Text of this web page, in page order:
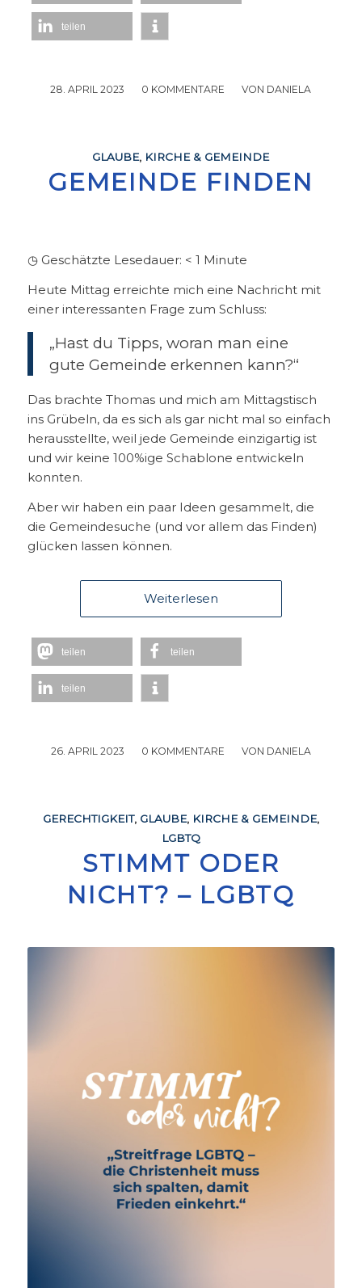
teilen
28. APRIL 2023
/ 0 KOMMENTARE
/ VON DANIELA
GLAUBE, KIRCHE & GEMEINDE
GEMEINDE FINDEN
◷ Geschätzte Lesedauer: < 1 Minute
Heute Mittag erreichte mich eine Nachricht mit
einer interessanten Frage zum Schluss:
„Hast du Tipps, woran man eine
gute Gemeinde erkennen kann?“
Das brachte Thomas und mich am Mittagstisch
ins Grübeln, da es sich als gar nicht mal so einfach
herausstellte, weil jede Gemeinde einzigartig ist
und wir keine 100%ige Schablone entwickeln
konnten.
Aber wir haben ein paar Ideen gesammelt, die
die Gemeindesuche (und vor allem das Finden)
glücken lassen können.
Weiterlesen
teilen teilen
teilen
26. APRIL 2023
/ 0 KOMMENTARE
/ VON DANIELA
GERECHTIGKEIT, GLAUBE, KIRCHE & GEMEINDE,
LGBTQ
STIMMT ODER
NICHT? – LGBTQ